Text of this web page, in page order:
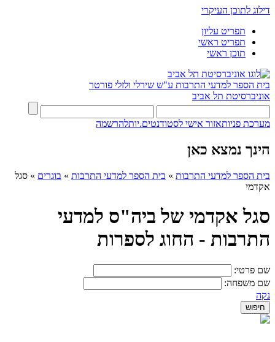
דילוג לתוכן העיקרי
תפריט עליון
תפריט ראשי
תוכן ראשי
בית הספר למדעי התרבות ע"ש שירלי ולזלי פורטר
אוניברסיטת תל אביב
מערכת פניותאזור אישי לסטודנטים.יותלהרשמה
הינך נמצא כאן
בית הספר למדעי התרבות » בית הספר למדעי התרבות » בוגרים » סגל
אקדמי
סגל אקדמי של ביה"ס למדעי
התרבות - החוג לספרות
שם פרטי:
שם משפחה:
נקה